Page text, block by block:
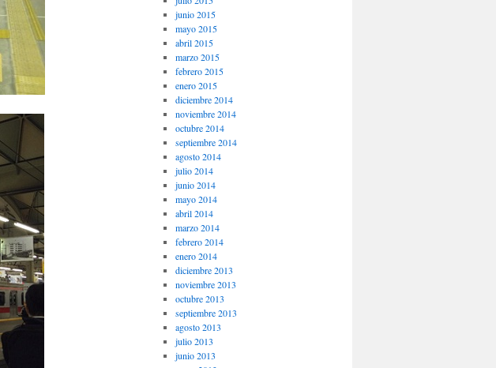
junio 2015
mayo 2015
abril 2015
marzo 2015
febrero 2015
enero 2015
diciembre 2014
noviembre 2014
octubre 2014
septiembre 2014
agosto 2014
julio 2014
junio 2014
mayo 2014
abril 2014
marzo 2014
febrero 2014
enero 2014
diciembre 2013
noviembre 2013
octubre 2013
septiembre 2013
agosto 2013
julio 2013
junio 2013